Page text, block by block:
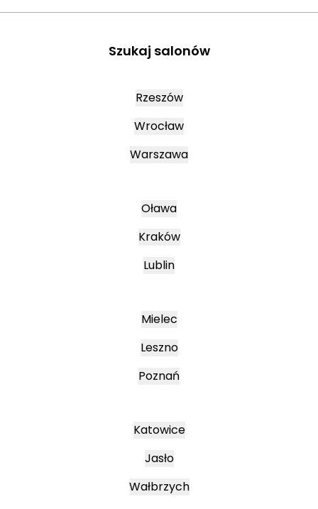
Szukaj salonów
Rzeszów
Wrocław
Warszawa
Oława
Kraków
Lublin
Mielec
Leszno
Poznań
Katowice
Jasło
Wałbrzych